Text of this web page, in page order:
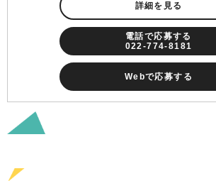
詳細を見る
電話で応募する
022-774-8181
Webで応募する